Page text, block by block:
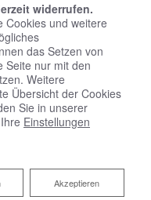
BAD
widerrufen.
Cookies und weitere
das Setzen von
Seite nur mit den
Weitere
Übersicht der Cookies
Sie in unserer
Einstellungen
Akzeptieren